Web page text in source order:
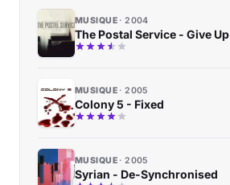
MUSIQUE 2004
The Postal Service - Give Up
MUSIQUE 2005
Colony 5 - Fixed
MUSIQUE 2005
Syrian - De-Synchronised